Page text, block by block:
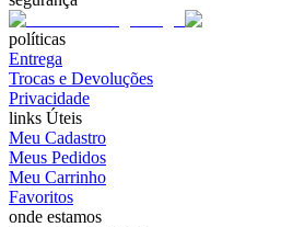
políticas
Entrega
Trocas e Devoluções
Privacidade
links Úteis
Meu Cadastro
Meus Pedidos
Meu Carrinho
Favoritos
onde estamos